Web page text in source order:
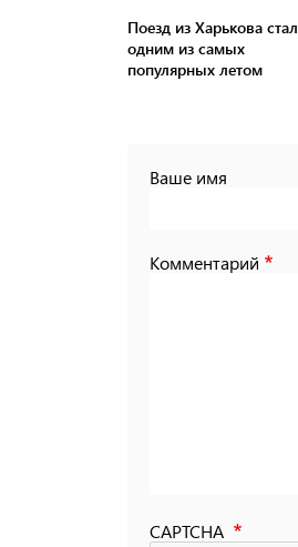
Поезд из Харькова стал
одним из самых
популярных летом
Ваше имя
Комментарий
CAPTCHA